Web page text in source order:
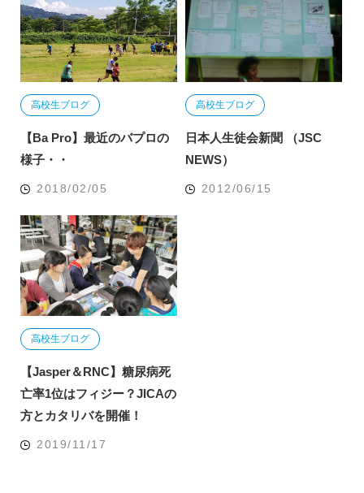
高校生ブログ
【Ba Pro】最近のバプロの
様子・・
2018/02/05
高校生ブログ
日本人生徒会新聞 （JSC
NEWS）
2012/06/15
高校生ブログ
【Jasper＆RNC】糖尿病死
亡率1位はフィジー？JICAの
方とカタリバを開催！
2019/11/17